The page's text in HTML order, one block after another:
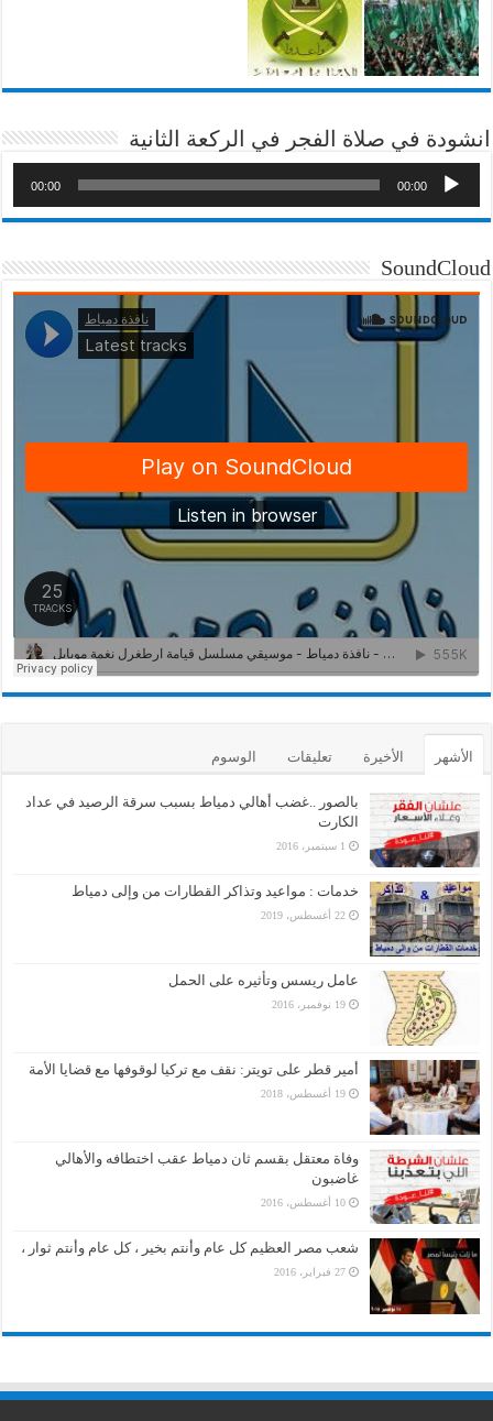
انشودة في صلاة الفجر في الركعة الثانية
00:00
00:00
SoundCloud
الأشهر الأخيرة تعليقات الوسوم
بالصور ..غضب أهالي دمياط بسبب سرقة الرصيد في عداد
الكارت
1 سبتمبر، 2016
خدمات : مواعيد وتذاكر القطارات من وإلى دمياط
22 أغسطس، 2019
عامل ريسس وتأثيره على الحمل
19 نوفمبر، 2016
أمير قطر على تويتر: نقف مع تركيا لوقوفها مع قضايا الأمة
19 أغسطس، 2018
وفاة معتقل بقسم ثان دمياط عقب اختطافه والأهالي
غاضبون
10 أغسطس، 2016
شعب مصر العظيم كل عام وأنتم بخير ، كل عام وأنتم ثوار ،
27 فبراير، 2016